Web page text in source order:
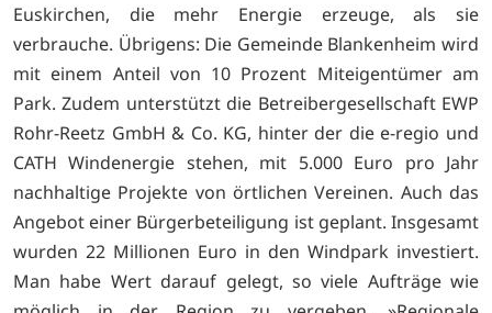
Euskirchen, die mehr Energie erzeuge, als sie
verbrauche. Übrigens: Die Gemeinde Blankenheim wird
mit einem Anteil von 10 Prozent Miteigentümer am
Park. Zudem unterstützt die Betreibergesellschaft EWP
Rohr-Reetz GmbH & Co. KG, hinter der die e-regio und
CATH Windenergie stehen, mit 5.000 Euro pro Jahr
nachhaltige Projekte von örtlichen Vereinen. Auch das
Angebot einer Bürgerbeteiligung ist geplant. Insgesamt
wurden 22 Millionen Euro in den Windpark investiert.
Man habe Wert darauf gelegt, so viele Aufträge wie